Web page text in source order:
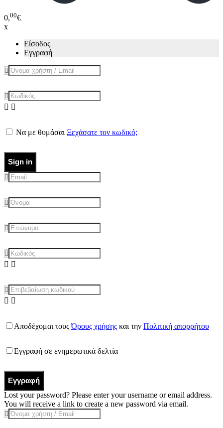
0,00€
x
Είσοδος
Εγγραφή
Να με θυμάσαι Ξεχάσατε τον κωδικό;
Sign in
Αποδέχομαι τουςΌρους χρήσης και την Πολιτική απορρήτου
Εγγραφή σε ενημερωτικά δελτία
Εγγραφή
Lost your password? Please enter your username or email address.
You will receive a link to create a new password via email.